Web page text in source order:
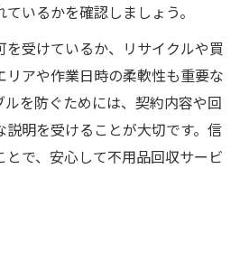
いるかを確認しましょう。
を受けているか、リサイクルや買
アや作業日時の柔軟性も重要な
を防ぐためには、契約内容や回
明を受けることが大切です。信
とで、安心して不用品回収サービ